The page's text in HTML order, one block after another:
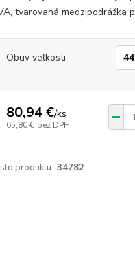
tvarovaná medzipodrážka
Obuv veľkosti
80,94 €/ks
65,80 € bez DPH
produktu: 34782